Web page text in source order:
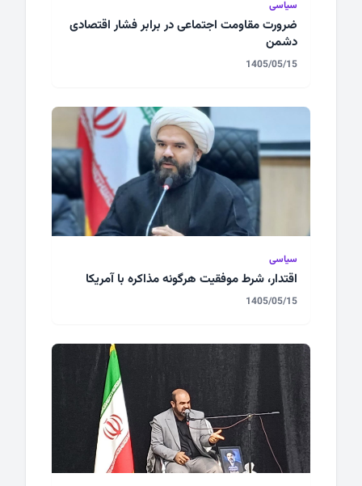
سیاسی
ضرورت مقاومت اجتماعی در برابر فشار اقتصادی
دشمن
1405/05/15
سیاسی
اقتدار، شرط موفقیت هرگونه مذاکره با آمریکا
1405/05/15